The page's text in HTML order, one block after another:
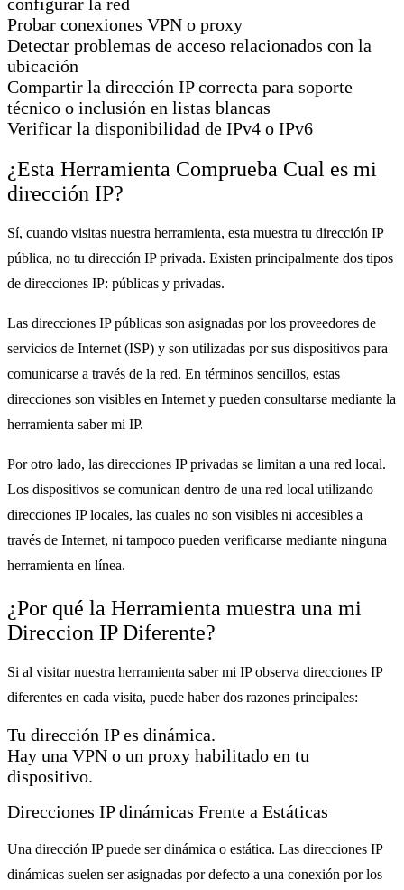
Probar conexiones VPN o proxy
Detectar problemas de acceso relacionados con la
ubicación
Compartir la dirección IP correcta para soporte
técnico o inclusión en listas blancas
Verificar la disponibilidad de IPv4 o IPv6
¿Esta Herramienta Comprueba Cual es mi
dirección IP?
Sí, cuando visitas nuestra herramienta, esta muestra tu dirección IP
pública, no tu dirección IP privada. Existen principalmente dos tipos
de direcciones IP: públicas y privadas.
Las direcciones IP públicas son asignadas por los proveedores de
servicios de Internet (ISP) y son utilizadas por sus dispositivos para
comunicarse a través de la red. En términos sencillos, estas
direcciones son visibles en Internet y pueden consultarse mediante la
herramienta saber mi IP.
Por otro lado, las direcciones IP privadas se limitan a una red local.
Los dispositivos se comunican dentro de una red local utilizando
direcciones IP locales, las cuales no son visibles ni accesibles a
través de Internet, ni tampoco pueden verificarse mediante ninguna
herramienta en línea.
¿Por qué la Herramienta muestra una mi
Direccion IP Diferente?
Si al visitar nuestra herramienta saber mi IP observa direcciones IP
diferentes en cada visita, puede haber dos razones principales:
Tu dirección IP es dinámica.
Hay una VPN o un proxy habilitado en tu
dispositivo.
Direcciones IP dinámicas Frente a Estáticas
Una dirección IP puede ser dinámica o estática. Las direcciones IP
dinámicas suelen ser asignadas por defecto a una conexión por los